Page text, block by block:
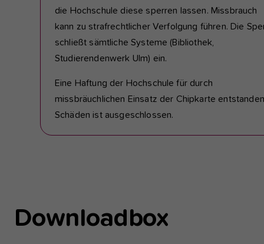
die Hochschule diese sperren lassen. Missbrauch
kann zu strafrechtlicher Verfolgung führen. Die
schließt sämtliche Systeme (Bibliothek,
Studierendenwerk Ulm) ein.
Eine Haftung der Hochschule für durch
missbräuchlichen Einsatz der Chipkarte
Schäden ist ausgeschlossen.
Downloadbox